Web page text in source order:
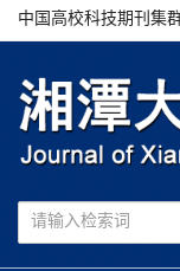
中国高校科技期刊集